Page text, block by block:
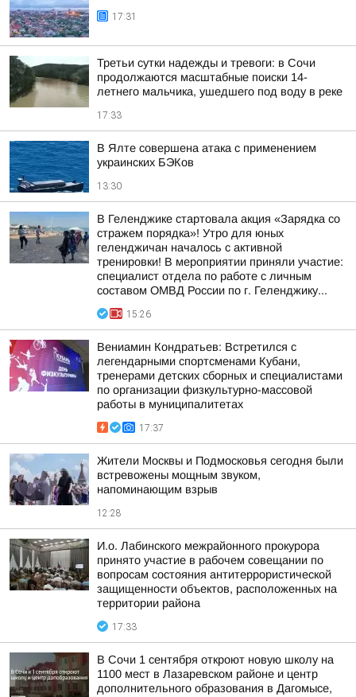
17:31
Третьи сутки надежды и тревоги: в Сочи
продолжаются масштабные поиски 14-
летнего мальчика, ушедшего под воду в реке
17:33
В Ялте совершена атака с применением
украинских БЭКов
13:30
В Геленджике стартовала акция «Зарядка со
стражем порядка»! Утро для юных
геленджичан началось с активной
тренировки! В мероприятии приняли участие:
специалист отдела по работе с личным
составом ОМВД России по г. Геленджику...
15:26
Вениамин Кондратьев: Встретился с
легендарными спортсменами Кубани,
тренерами детских сборных и специалистами
по организации физкультурно-массовой
работы в муниципалитетах
17:37
Жители Москвы и Подмосковья сегодня были
встревожены мощным звуком,
напоминающим взрыв
12:28
И.о. Лабинского межрайонного прокурора
принято участие в рабочем совещании по
вопросам состояния антитеррористической
защищенности объектов, расположенных на
территории района
17:33
В Сочи 1 сентября откроют новую школу на
1100 мест в Лазаревском районе и центр
дополнительного образования в Дагомысе,